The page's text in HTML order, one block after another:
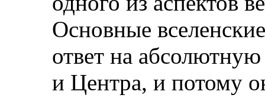
Основные
ответ на
и Центра, и потому